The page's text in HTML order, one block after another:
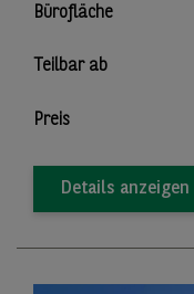
Bürofläche
Teilbar ab
Preis
Details anzeigen